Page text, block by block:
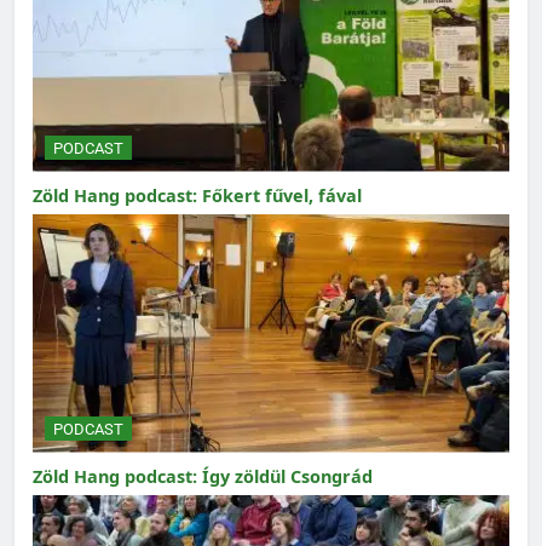
PODCAST
Zöld Hang podcast: Főkert fűvel, fával
PODCAST
Zöld Hang podcast: Így zöldül Csongrád